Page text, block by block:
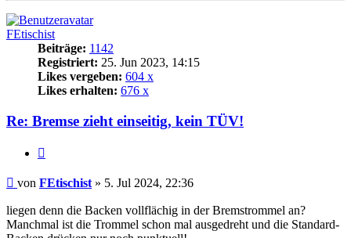
FEtischist
Beiträge: 1142
Registriert: 25. Jun 2023, 14:15
Likes vergeben: 604 x
Likes erhalten: 676 x
Re: Bremse zieht einseitig, kein TÜV!
Beitrag
von FEtischist » 5. Jul 2024, 22:36
liegen denn die Backen vollflächig in der Bremstrommel an?
Manchmal ist die Trommel schon mal ausgedreht und die Standard-